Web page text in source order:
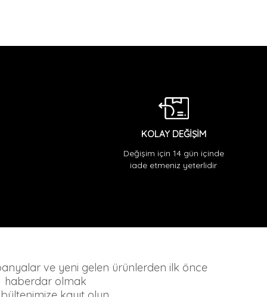
KOLAY DEĞİŞİM
Değişim için 14 gün içinde
iade etmeniz yeterlidir
ve yeni gelen ürünlerden ilk önce
haberdar olmak